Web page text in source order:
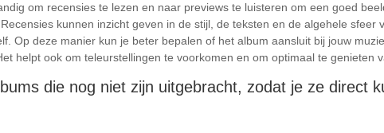
om recensies te lezen en naar previews te luisteren om een goed
kunnen inzicht geven in de stijl, de teksten en de algehele
Op deze manier kun je beter bepalen of het album aansluit bij jouw
helpt ook om teleurstellingen te voorkomen en om optimaal te genieten
die nog niet zijn uitgebracht, zodat je ze direct